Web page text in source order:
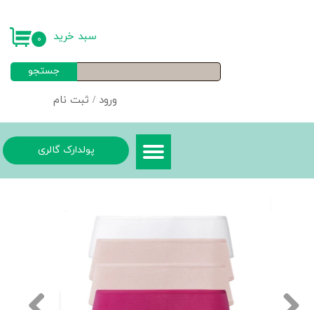
ورود / ثبت نام
خروج از حساب کاربری
جستجو
۰ سبد خرید
پولدارک گالری